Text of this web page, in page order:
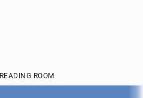
READING ROOM